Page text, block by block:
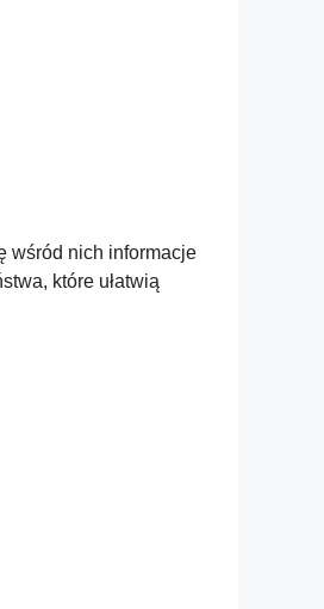
wśród nich informacje
które ułatwią